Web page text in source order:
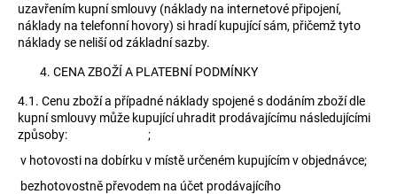
uzavřením kupní smlouvy (náklady na internetové připojení,
náklady na telefonní hovory) si hradí kupující sám, přičemž tyto
náklady se neliší od základní sazby.
CENA ZBOŽÍ A PLATEBNÍ PODMÍNKY
4.1. Cenu zboží a případné náklady spojené s dodáním zboží dle
kupní smlouvy může kupující uhradit prodávajícímu následujícími
způsoby: ;
v hotovosti na dobírku v místě určeném kupujícím v objednávce;
bezhotovostně převodem na účet prodávajícího